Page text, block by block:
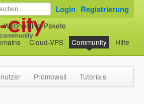
Webhosting-Pakete
Cloud-VPS Community Hilfe
Login Registrierung
Promowall Tutorials